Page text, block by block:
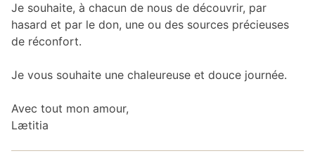
Je souhaite, à chacun de nous de découvrir, par
hasard et par le don, une ou des sources précieuses
de réconfort.
Je vous souhaite une chaleureuse et douce journée.
Avec tout mon amour,
Lætitia